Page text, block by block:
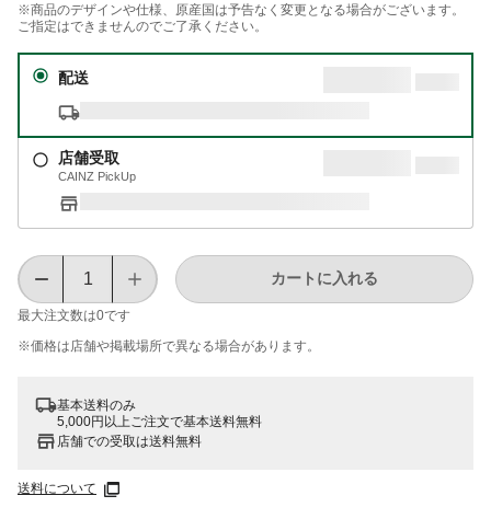
※商品のデザインや仕様、原産国は予告なく変更となる場合がございます。
ご指定はできませんのでご了承ください。
配送
店舗受取
CAINZ PickUp
最大注文数は0です
カートに入れる
※価格は​店舗や​掲載場所で​異なる​場合が​あります。
基本送料のみ
5,000円以上ご注文で基本送料無料
店舗での受取は送料無料
送料について